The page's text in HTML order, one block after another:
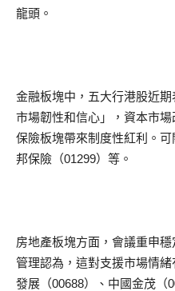
龍頭。
金融板塊中，五大行港股近
市場韌性和信心」，資本市
保險板塊帶來制度性紅利。
邦保險（01299）等。
房地產板塊方面，會議重申
管理認為，這對支援市場情
發展（00688）、中國金茂（